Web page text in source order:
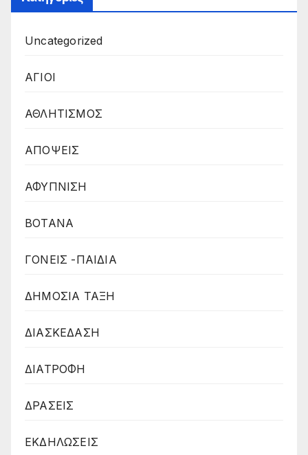
Uncategorized
ΑΓΙΟΙ
ΑΘΛΗΤΙΣΜΟΣ
ΑΠΟΨΕΙΣ
ΑΦΥΠΝΙΣΗ
ΒΟΤΑΝΑ
ΓΟΝΕΙΣ -ΠΑΙΔΙΑ
ΔΗΜΟΣΙΑ ΤΑΞΗ
ΔΙΑΣΚΕΔΑΣΗ
ΔΙΑΤΡΟΦΗ
ΔΡΑΣΕΙΣ
ΕΚΔΗΛΩΣΕΙΣ